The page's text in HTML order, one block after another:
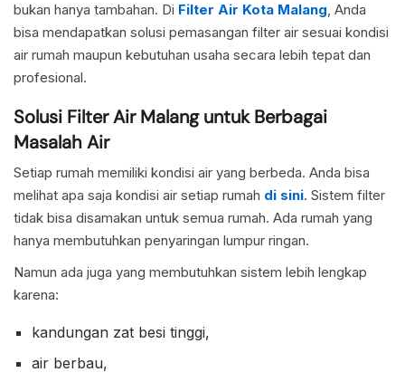
bukan hanya tambahan. Di Filter Air Kota Malang, Anda
bisa mendapatkan solusi pemasangan filter air sesuai kondisi
air rumah maupun kebutuhan usaha secara lebih tepat dan
profesional.
Solusi Filter Air Malang untuk Berbagai
Masalah Air
Setiap rumah memiliki kondisi air yang berbeda. Anda bisa
melihat apa saja kondisi air setiap rumah di sini. Sistem filter
tidak bisa disamakan untuk semua rumah. Ada rumah yang
hanya membutuhkan penyaringan lumpur ringan.
Namun ada juga yang membutuhkan sistem lebih lengkap
karena:
kandungan zat besi tinggi,
air berbau,